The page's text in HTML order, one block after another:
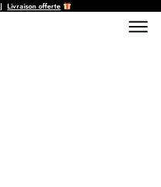
|Livraison offerte